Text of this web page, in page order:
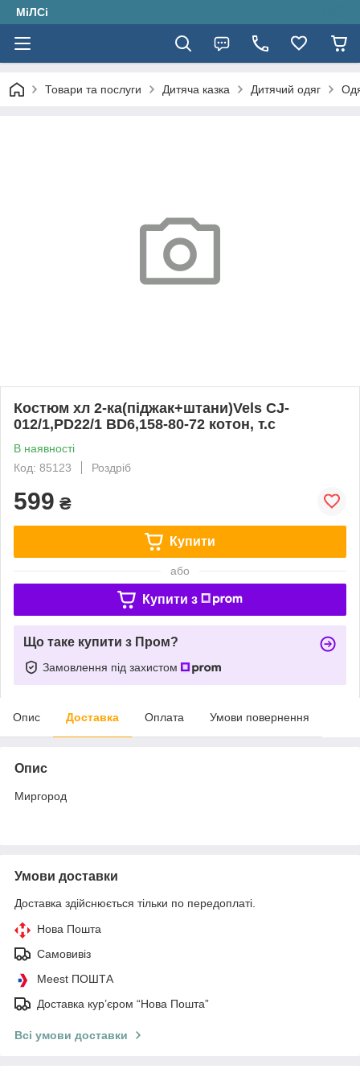
МіЛСі
Товари та послуги Дитяча казка Дитячий одяг
Костюм хл 2-ка(піджак+штани)Vels CJ-
012/1,PD22/1 BD6,158-80-72 котон, т.с
В наявності
Код: 85123
Роздріб
599 ₴
Купити
або
Купити з
Що таке купити з Пром?
Замовлення під захистом
Опис Доставка Оплата Умови повернення
Опис
Миргород
Умови доставки
Доставка здійснюється тільки по передоплаті.
Нова Пошта
Самовивіз
Meest ПОШТА
Доставка кур’єром “Нова Пошта”
Всі умови доставки